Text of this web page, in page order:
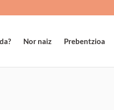
Nor naiz Prebentzioa